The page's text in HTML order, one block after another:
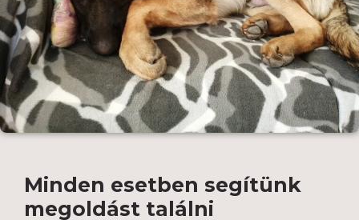
Minden esetben segítünk
megoldást találni